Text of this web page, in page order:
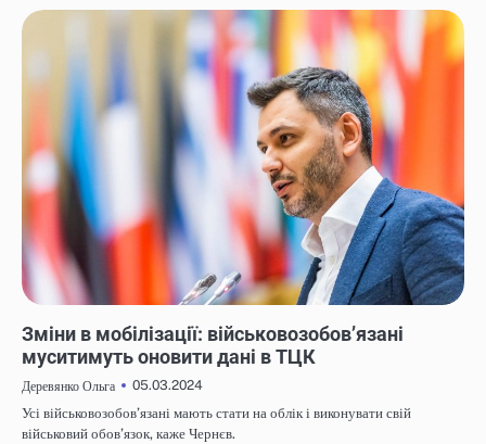
Зміни в мобілізації: військовозобовʼязані
муситимуть оновити дані в ТЦК
Деревянко Ольга
05.03.2024
Усі військовозобов’язані мають стати на облік і виконувати свій
військовий обов’язок, каже Чернєв.